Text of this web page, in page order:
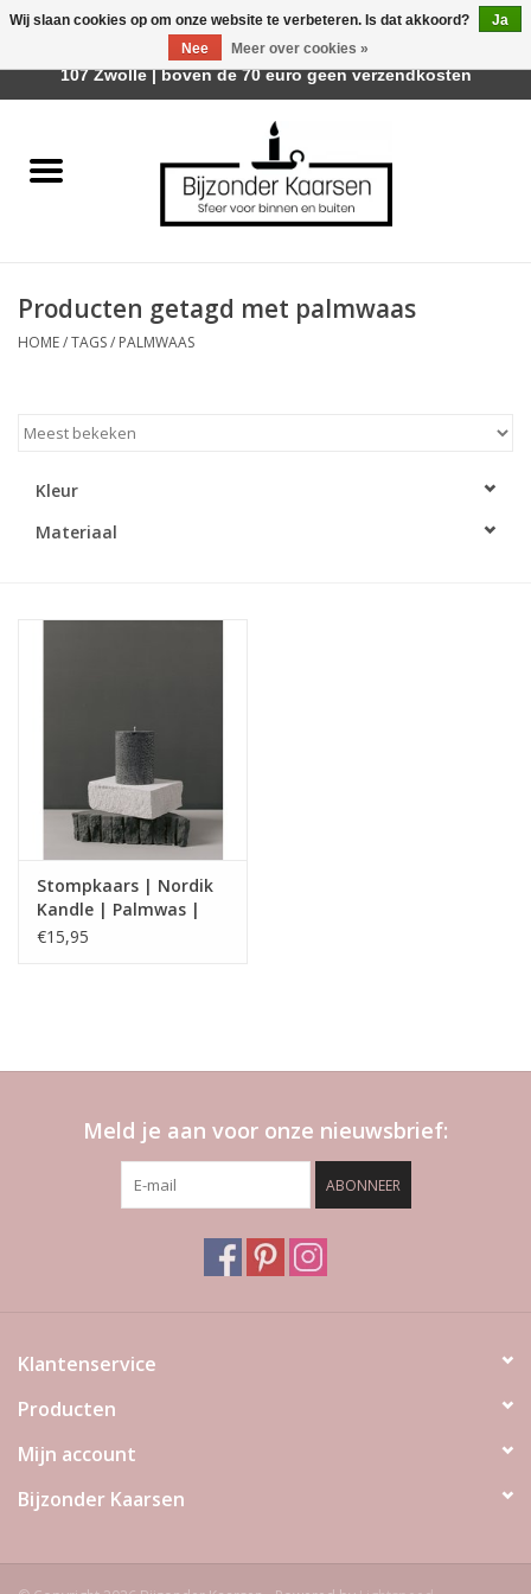
Räder Design Stories
Geurkaarsen
Huisparfums
Blog
Producten getagd met palmwaas
HOME/TAGS/ PALMWAAS
Kleur
Materiaal
Stompkaars | Nordik
Kandle | Palmwas |
Saltum
€15,95
Meld je aan voor onze nieuwsbrief:
ABONNEER
Klantenservice
Producten
Mijn account
Bijzonder Kaarsen
Wij slaan cookies op om onze website te verbeteren. Is dat akkoord?
Ja
Nee
Meer over cookies »
Afhalen is mogelijk bij Trotz Woon & Cadeau | Belvederelaan
107 Zwolle | boven de 70 euro geen verzendkosten